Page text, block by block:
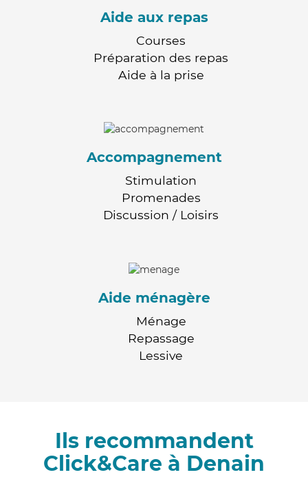
Aide aux repas
Courses
Préparation des repas
Aide à la prise
Accompagnement
Stimulation
Promenades
Discussion / Loisirs
Aide ménagère
Ménage
Repassage
Lessive
Ils recommandent
Click&Care à Denain